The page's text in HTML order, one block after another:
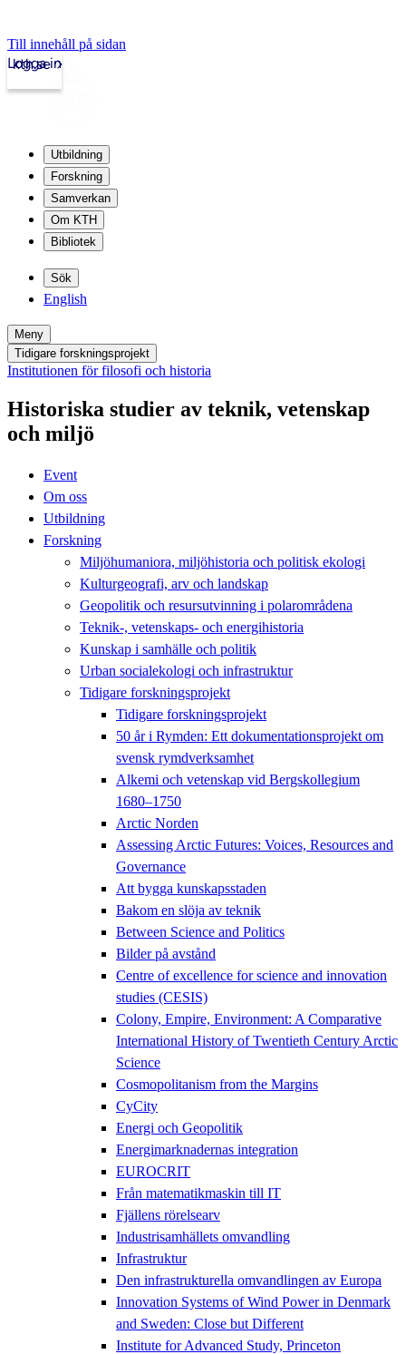
Till innehåll på sidan
kth.se
Logga in
Utbildning
Forskning
Samverkan
Om KTH
Bibliotek
Sök
English
Meny
Tidigare forskningsprojekt
Institutionen för filosofi och historia
Historiska studier av teknik, vetenskap
och miljö
Event
Om oss
Utbildning
Forskning
Miljöhumaniora, miljöhistoria och politisk ekologi
Kulturgeografi, arv och landskap
Geopolitik och resursutvinning i polarområdena
Teknik-, vetenskaps- och energihistoria
Kunskap i samhälle och politik
Urban socialekologi och infrastruktur
Tidigare forskningsprojekt
Tidigare forskningsprojekt
50 år i Rymden: Ett dokumentationsprojekt om
svensk rymdverksamhet
Alkemi och vetenskap vid Bergskollegium
1680–1750
Arctic Norden
Assessing Arctic Futures: Voices, Resources and
Governance
Att bygga kunskapsstaden
Bakom en slöja av teknik
Between Science and Politics
Bilder på avstånd
Centre of excellence for science and innovation
studies (CESIS)
Colony, Empire, Environment: A Comparative
International History of Twentieth Century Arctic
Science
Cosmopolitanism from the Margins
CyCity
Energi och Geopolitik
Energimarknadernas integration
EUROCRIT
Från matematikmaskin till IT
Fjällens rörelsearv
Industrisamhällets omvandling
Infrastruktur
Den infrastrukturella omvandlingen av Europa
Innovation Systems of Wind Power in Denmark
and Sweden: Close but Different
Institute for Advanced Study, Princeton